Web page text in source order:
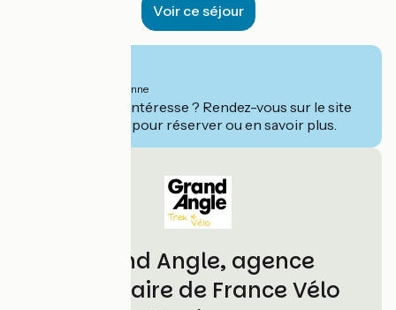
Voir ce séjour
par personne
Ce séjour vous intéresse ? Rendez-vous sur le site
pour réserver ou en savoir plus.
Grand Angle, agence
partenaire de France Vélo